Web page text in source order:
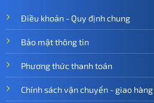
Điều khoản - Quy định chung
Bảo mật thông tin
Phương thức thanh toán
Chính sách vận chuyển - giao hàng